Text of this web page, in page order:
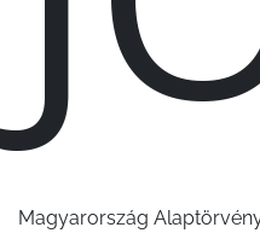
Magyarország